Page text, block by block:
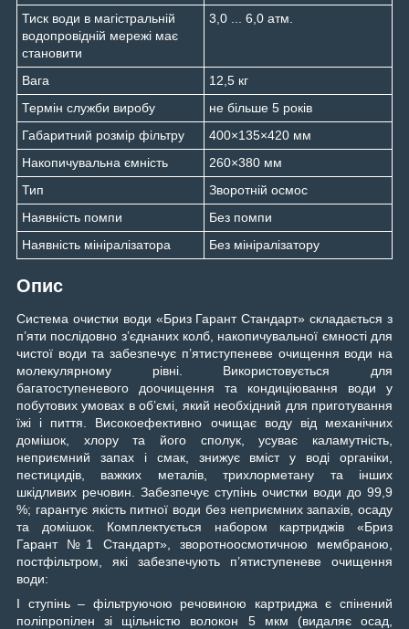
Тиск води в магістральній
водопровідній мережі має
становити
3,0 ... 6,0 атм.
Вага
12,5 кг
Термін служби виробу
не більше 5 років
Габаритний розмір фільтру
400×135×420 мм
Накопичувальна ємність
260×380 мм
Тип
Зворотній осмос
Наявність помпи
Без помпи
Наявність мініралізатора
Без мініралізатору
Опис
Система очистки води «Бриз Гарант Стандарт» складається з
п’яти послідовно з’єднаних колб, накопичувальної ємності для
чистої води та забезпечує п’ятиступеневе очищення води на
молекулярному рівні. Використовується для
багатоступеневого доочищення та кондиціювання води у
побутових умовах в об’ємі, який необхідний для приготування
їжі і пиття. Високоефективно очищає воду від механічних
домішок, хлору та його сполук, усуває каламутність,
неприємний запах і смак, знижує вміст у воді органіки,
пестицидів, важких металів, трихлорметану та інших
шкідливих речовин. Забезпечує ступінь очистки води до 99,9
%; гарантує якість питної води без неприємних запахів, осаду
та домішок. Комплектується набором картриджів «Бриз
Гарант №1 Стандарт», зворотноосмотичною мембраною,
постфільтром, які забезпечують п’ятиступеневе очищення
води:
I ступінь – фільтруючою речовиною картриджа є спінений
поліпропілен зі щільністю волокон 5 мкм (видаляє осад,